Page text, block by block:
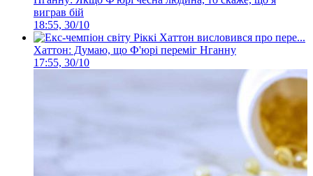
виграв бій
18:55, 30/10
Хаттон: Думаю, що Ф'юрі переміг Нганну
17:55, 30/10